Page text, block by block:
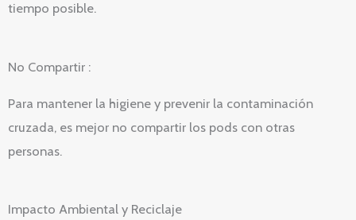
tiempo posible.
No Compartir :
Para mantener la higiene y prevenir la contaminación
cruzada, es mejor no compartir los pods con otras
personas.
Impacto Ambiental y Reciclaje